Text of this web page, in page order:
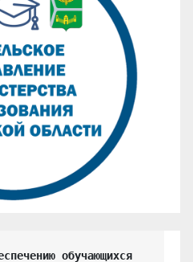
обучающихся